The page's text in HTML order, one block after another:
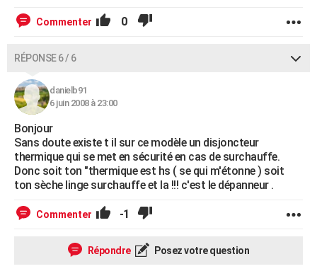
Commenter 0
RÉPONSE 6 / 6
danielb91
6 juin 2008 à 23:00
Bonjour
Sans doute existe t il sur ce modèle un disjoncteur
thermique qui se met en sécurité en cas de surchauffe.
Donc soit ton "thermique est hs ( se qui m'étonne ) soit
ton sèche linge surchauffe et la !!! c'est le dépanneur .
Commenter -1
Répondre Posez votre question